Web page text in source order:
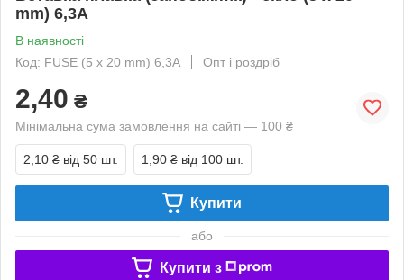
mm) 6,3A
В наявності
Код: FUSE (5 x 20 mm) 6,3A
Опт і роздріб
2,40 ₴
Мінімальна сума замовлення на сайті — 100 ₴
2,10 ₴ від 50 шт. 1,90 ₴ від 100 шт.
Купити
або
Купити з